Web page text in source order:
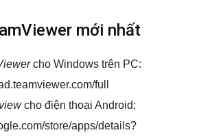
mới nhất
cho Windows trên PC:
full
cho điện thoại Android:
store/apps/details?